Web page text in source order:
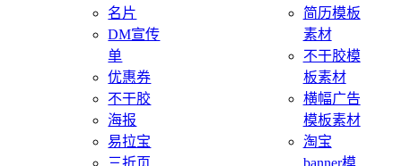
名片
DM宣传
单
优惠券
不干胶
海报
易拉宝
三折页
简历模板
素材
不干胶模
板素材
横幅广告
模板素材
淘宝
banner模